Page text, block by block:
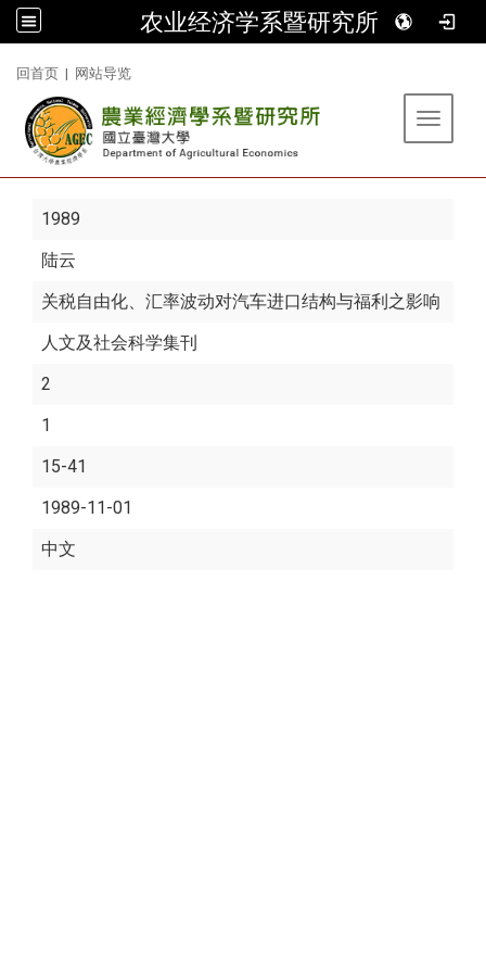
农业经济学系暨研究所
回首页 | 网站导览
Toggle
1989
陆云
关税自由化、汇率波动对汽车进口结构与福利之影响
人文及社会科学集刊
2
1
15-41
1989-11-01
中文